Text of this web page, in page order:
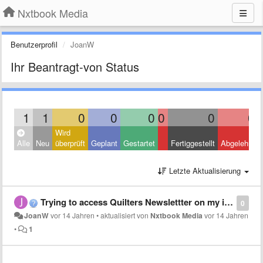
Nxtbook Media
Benutzerprofil JoanW
Ihr Beantragt-von Status
1 1 0 0 0 0 0 0
Alle Neu
Wird
überprüft Geplant Gestartet Fertiggestellt Abgelehnt
Letzte Aktualisierung
0
Trying to access Quilters Newslettter on my iPad downloaded the app on newstand but won't accept any password I put in..so
JoanWvor 14 Jahren •aktualisiert von Nxtbook Mediavor 14 Jahren
•
1